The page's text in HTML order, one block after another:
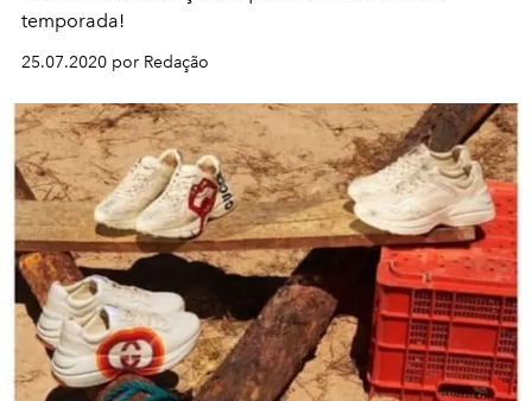
temporada!
25.07.2020 por Redação